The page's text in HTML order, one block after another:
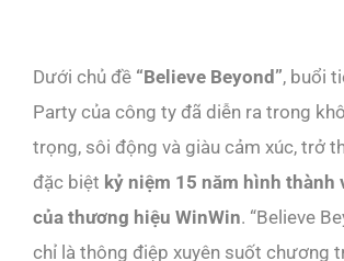
Dưới chủ đề “Believe Beyond”, buổi
Party của công ty đã diễn ra trong
trọng, sôi động và giàu cảm xúc, trở
đặc biệt kỷ niệm 15 năm hình thành
của thương hiệu WinWin. “Believe
chỉ là thông điệp xuyên suốt chương